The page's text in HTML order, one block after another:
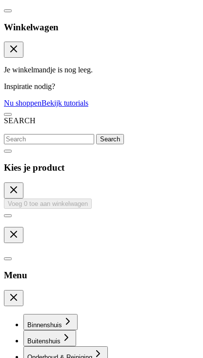
Winkelwagen
Je winkelmandje is nog leeg.
Inspiratie nodig?
Nu shoppenBekijk tutorials
SEARCH
Search
Kies je product
Voeg 0 toe aan winkelwagen
Menu
Binnenshuis
Buitenshuis